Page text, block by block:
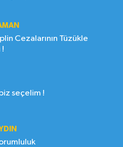
Cezalarının Tüzükle
seçelim !
ve sorumluluk